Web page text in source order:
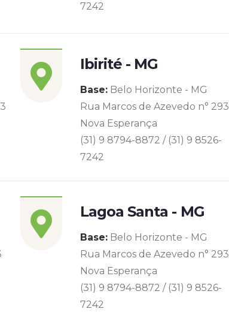
7242
Ibirité - MG
Base: Belo Horizonte - MG
Rua Marcos de Azevedo n° 293
Nova Esperança
(31) 9 8794-8872 / (31) 9 8526-
7242
Lagoa Santa - MG
Base: Belo Horizonte - MG
Rua Marcos de Azevedo n° 293
Nova Esperança
(31) 9 8794-8872 / (31) 9 8526-
7242